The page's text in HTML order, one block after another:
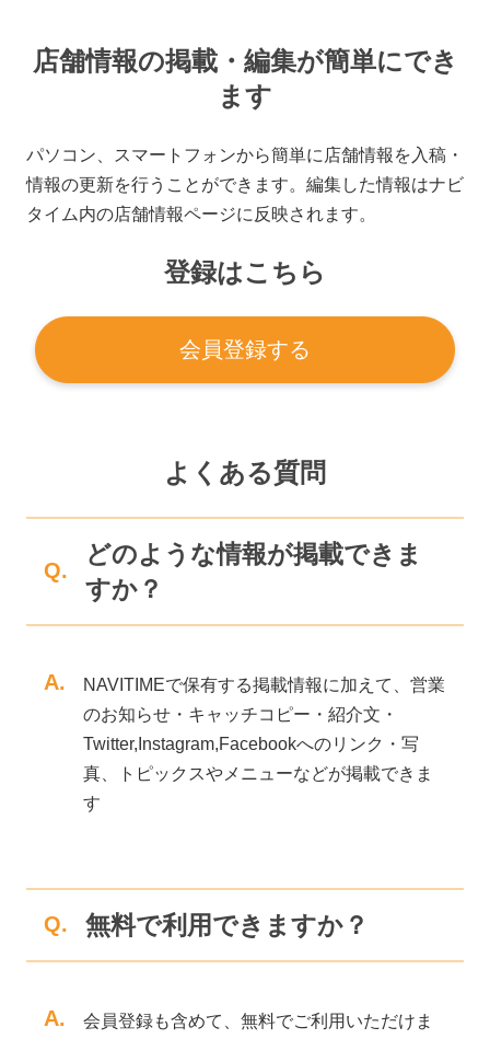
店舗情報の掲載・編集が簡単にでき
ます
パソコン、スマートフォンから簡単に店舗情報を入稿・
情報の更新を行うことができます。編集した情報はナビ
タイム内の店舗情報ページに反映されます。
登録はこちら
会員登録する
よくある質問
Q.
どのような情報が掲載できま
すか？
A.
NAVITIMEで保有する掲載情報に加えて、営業
のお知らせ・キャッチコピー・紹介文・
Twitter,Instagram,Facebookへのリンク・写
真、トピックスやメニューなどが掲載できま
す
Q. 無料で利用できますか？
A.
会員登録も含めて、無料でご利用いただけま